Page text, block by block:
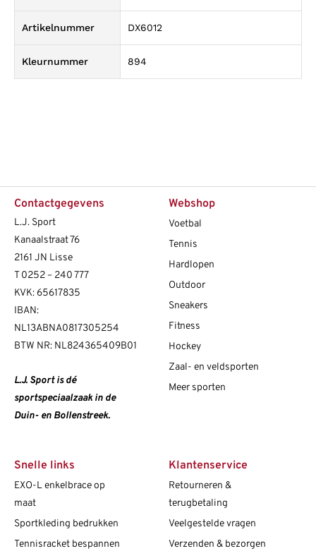
Artikelnummer DX6012
Kleurnummer 894
Contactgegevens
L.J. Sport
Kanaalstraat 76
2161 JN Lisse
T 0252 – 240 777
KVK: 65617835
IBAN:
NL13ABNA0817305254
BTW NR: NL824365409B01
L.J. Sport is dé
sportspeciaalzaak in de
Duin- en Bollenstreek.
Webshop
Voetbal
Tennis
Hardlopen
Outdoor
Sneakers
Fitness
Hockey
Zaal- en veldsporten
Meer sporten
Snelle links
EXO-L enkelbrace op
maat
Sportkleding bedrukken
Tennisracket bespannen
Klantenservice
Retourneren &
terugbetaling
Veelgestelde vragen
Verzenden & bezorgen